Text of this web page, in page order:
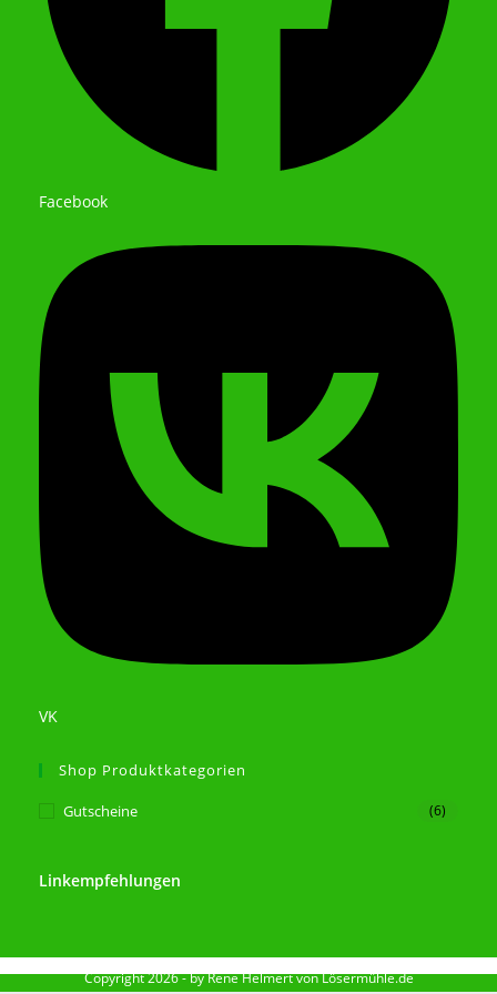
Facebook
VK
Shop Produktkategorien
Gutscheine (6)
Linkempfehlungen
Copyright 2026 - by Rene Helmert von Lösermühle.de